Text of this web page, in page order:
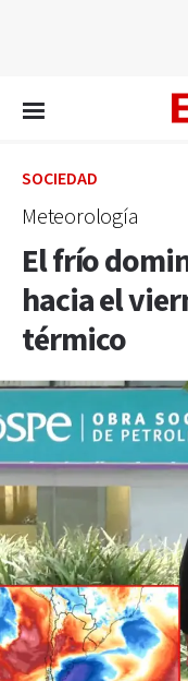
SOCIEDAD
Meteorología
El frío
hacia el
térmico